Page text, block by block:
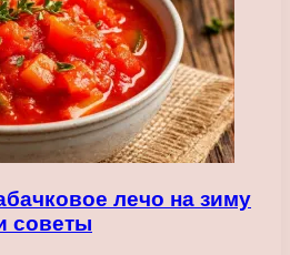
лечо на зиму
советы